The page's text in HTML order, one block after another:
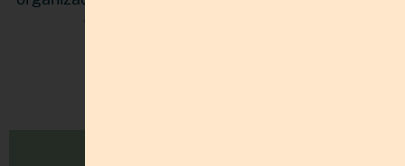
tu productividad con estructura.